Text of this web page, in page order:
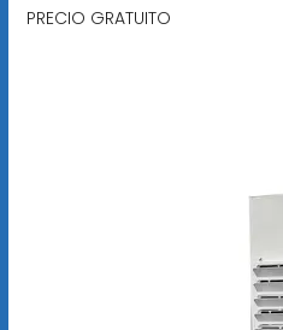
PRECIO GRATUITO